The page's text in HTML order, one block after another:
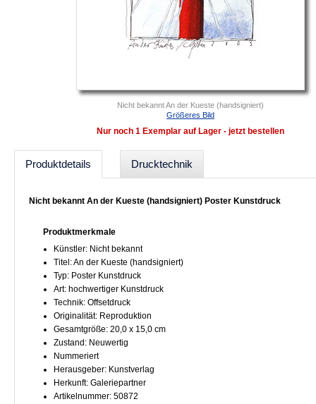
Nicht bekannt An der Kueste (handsigniert)
Größeres Bild
Nur noch 1 Exemplar auf Lager - jetzt bestellen
Produktdetails Drucktechnik
Nicht bekannt An der Kueste (handsigniert) Poster Kunstdruck
Produktmerkmale
Künstler: Nicht bekannt
Titel: An der Kueste (handsigniert)
Typ: Poster Kunstdruck
Art: hochwertiger Kunstdruck
Technik: Offsetdruck
Originalität: Reproduktion
Gesamtgröße: 20,0 x 15,0 cm
Zustand: Neuwertig
Nummeriert
Herausgeber: Kunstverlag
Herkunft: Galeriepartner
Artikelnummer: 50872